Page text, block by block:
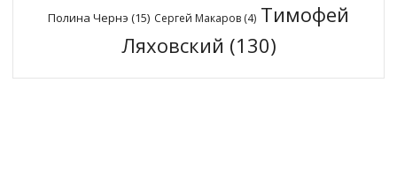
Полина Чернэ (15) Сергей Макаров (4) Тимофей
Ляховский (130)